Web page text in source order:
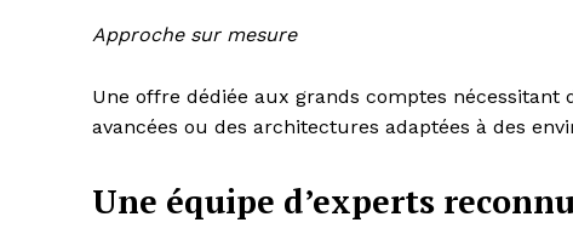
Approche sur mesure
Une offre dédiée aux grands comptes
avancées ou des architectures adaptées à des
Une équipe d’experts